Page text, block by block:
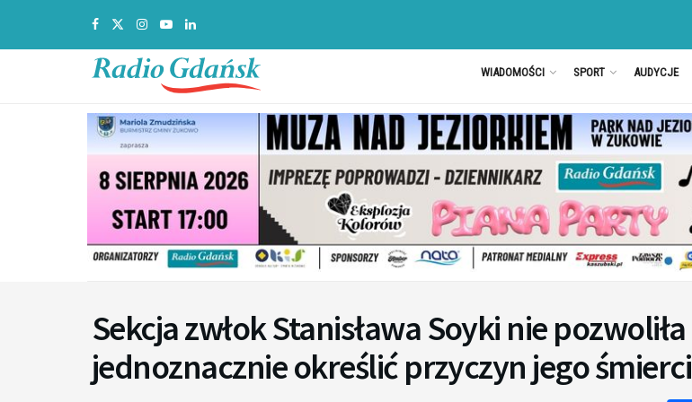
WIADOMOŚCI SPORT AUDYCJE
Sekcja zwłok Stanisława Soyki nie pozwoliła
jednoznacznie określić przyczyn jego śmierci